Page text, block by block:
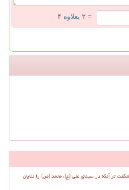
= ۲ بعلاوه ۴
تر آنکه در سیمای علی (ع)، محمد (ص) را نمایان